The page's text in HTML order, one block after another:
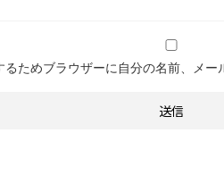
ためブラウザーに自分の名前、メー